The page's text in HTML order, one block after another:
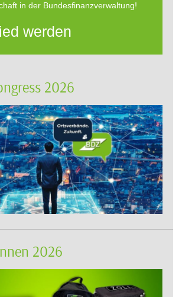
in der Bundesfinanzverwaltung!
werden
2026
2026